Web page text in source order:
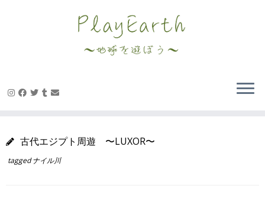
古代エジプト周遊 〜LUXOR〜
taggedナイル川